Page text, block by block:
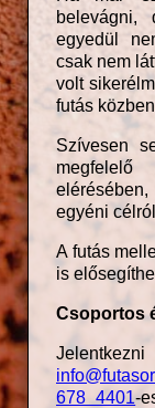
egyedül
csak nem
volt
futás
Szívesen
megfelelő
egyéni
A futás
is
Csoportos
678 4401-